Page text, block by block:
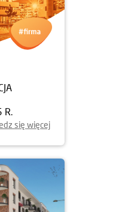
się więcej